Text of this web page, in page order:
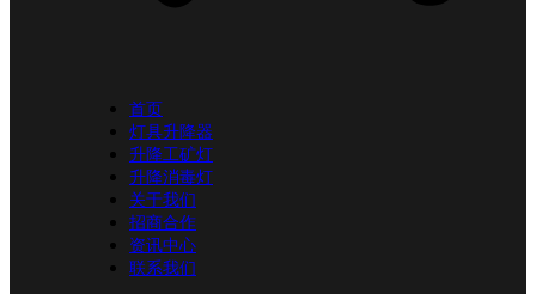
首页
灯具升降器
升降工矿灯
升降消毒灯
关于我们
招商合作
资讯中心
联系我们